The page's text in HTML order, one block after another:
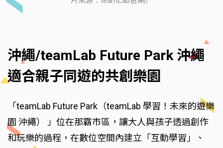
沖繩/teamLab Future Park 沖繩
適合親子同遊的共創樂園
「teamLab Future Park（teamLab 學習！未來的遊樂
園 沖繩） 」位在那霸市區，讓大人與孩子透過創作
和玩樂的過程，在數位空間內建立「互動學習」、